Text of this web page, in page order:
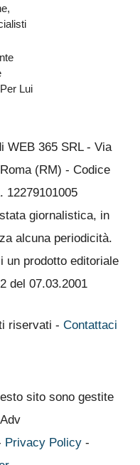
Lui
WEB 365 SRL - Via
(RM) - Codice
12279101005
giornalistica, in
alcuna periodicità.
un prodotto editoriale
del 07.03.2001
riservati - Contattaci
sito sono gestite
Privacy Policy-